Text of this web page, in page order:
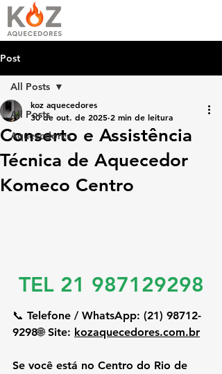
Post
All Posts
Aquecedores
All Posts
Conserto e Assistência
Técnica de Aquecedor
Komeco Centro
koz aquecedores
30 de out. de 2025 2 min de leitura
TEL 21 987129298
📞 Telefone / WhatsApp: (21) 98712-
9298🌐 Site: kozaquecedores.com.br
Se você está no Centro do Rio de